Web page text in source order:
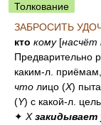
Толкование
ЗАБРОСИТЬ
кто кому [насчёт
Предварительно
каким-л.
что лицо (Х)
(Y) c какой-л.
✦ Х закидывает